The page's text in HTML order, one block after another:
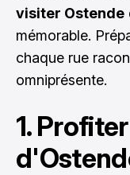
visiter Ostende
mémorable.
chaque rue
omniprésente.
1.